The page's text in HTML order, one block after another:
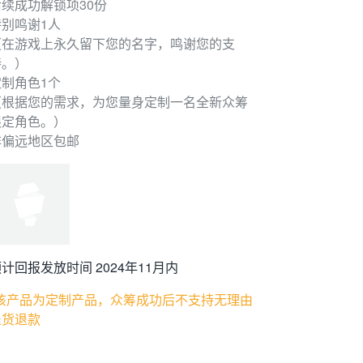
成功解锁项30份
鸣谢1人
游戏上永久留下您的名字，鸣谢您的支
）
角色1个
据您的需求，为您量身定制一名全新众筹
角色。）
远地区包邮
回报发放时间 2024年11月内
产品为定制产品，众筹成功后不支持无理由
退款